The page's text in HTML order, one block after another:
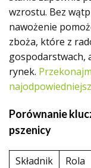
wzrostu. Bez
nawożenie
zboża, które z
gospodarstwach,
rynek.
Porównanie
pszenicy
Składnik Rola